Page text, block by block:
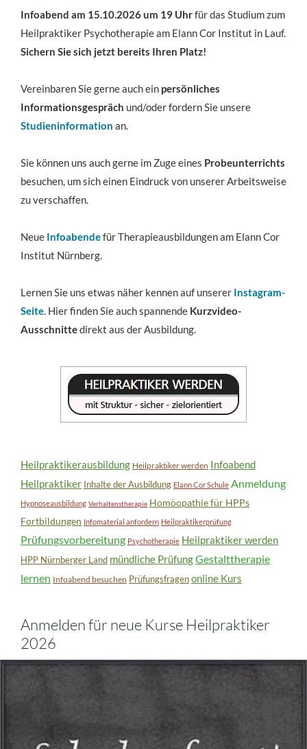
Infoabend am 15.10.2026 um 19 Uhrfür das Studium zum
Heilpraktiker Psychotherapie am Elann Cor Institut in Lauf.
Sichern Sie sich jetzt bereits Ihren Platz!
Vereinbaren Sie gerne auch ein persönliches
Informationsgespräch und/oder fordern Sie unsere
Studieninformation an.
Sie können uns auch gerne im Zuge eines Probeunterrichts
besuchen, um sich einen Eindruck von unserer Arbeitsweise
zu verschaffen.
Neue Infoabendefür Therapieausbildungen am Elann Cor
Institut Nürnberg.
Lernen Sie uns etwas näher kennen auf unserer Instagram-
Seite. Hier finden Sie auch spannende Kurzvideo-
Ausschnittedirekt aus der Ausbildung.
Heilpraktikerausbildung Heilpraktiker werden Infoabend
Heilpraktiker Inhalte der Ausbildung Elann Cor Schule Anmeldung
Hypnoseausbildung Verhaltenstherapie Homöopathie für HPPs
Fortbildungen Infomaterial anfordern Heilpraktikerprüfung
Prüfungsvorbereitung Psychotherapie Heilpraktiker werden
HPP Nürnberger Land mündliche PrüfungGestalttherapie
lernen Infoabend besuchen Prüfungsfragenonline Kurs
Anmelden für neue Kurse Heilpraktiker
2026